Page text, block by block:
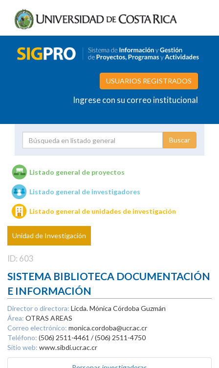
USUARIOS REGISTRADOS
Ingrese con su correo institucional
Unidades de investigación
Listado general de proyectos
Listado general de investigadores
Listado general de unidades de investigación
Unidad de Investigación
ID: 603
SISTEMA BIBLIOTECA DOCUMENTACIÓN
E INFORMACIÓN
Director o directora: Licda. Mónica Córdoba Guzmán
Área: OTRAS AREAS
Correo electrónico: monica.cordoba@ucr.ac.cr
Teléfono: (506) 2511-4461 / (506) 2511-4750
Sitio web: www.sibdi.ucr.ac.cr